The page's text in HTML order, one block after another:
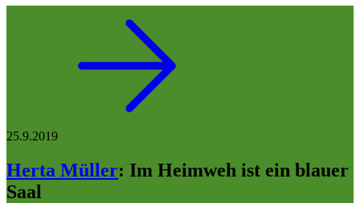
25.9.2019
Herta Müller: Im Heimweh ist ein blauer
Saal